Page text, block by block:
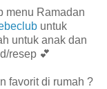
menu Ramadan
untuk
untuk anak dan
resep 💕
favorit di rumah ?